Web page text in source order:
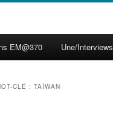
EM@370 Une/Interviews
CLÉ : TAÏWAN